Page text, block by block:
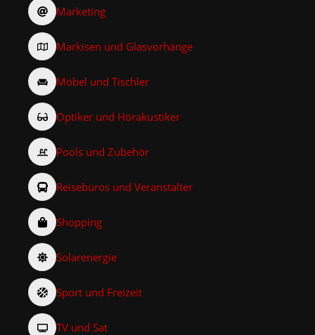
Marketing
Markisen und Glasvorhänge
Möbel und Tischler
Optiker und Hörakustiker
Pools und Zubehör
Reisebüros und Veranstalter
Shopping
Solarenergie
Sport und Freizeit
TV und Sat